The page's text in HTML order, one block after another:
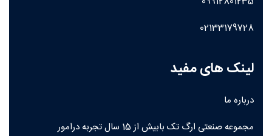
02133179728
لینک های مفید
درباره ما
مجموعه صنعتی ارگ تک بابیش از 15 سال تجربه درامور